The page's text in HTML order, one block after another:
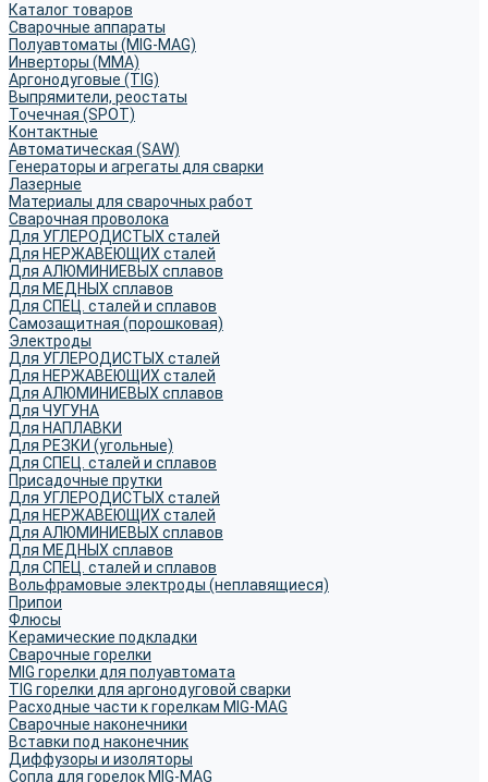
Каталог товаров
Сварочные аппараты
Полуавтоматы (MIG-MAG)
Инверторы (MMA)
Аргонодуговые (TIG)
Выпрямители, реостаты
Точечная (SPOT)
Контактные
Автоматическая (SAW)
Генераторы и агрегаты для сварки
Лазерные
Материалы для сварочных работ
Сварочная проволока
Для УГЛЕРОДИСТЫХ сталей
Для НЕРЖАВЕЮЩИХ сталей
Для АЛЮМИНИЕВЫХ сплавов
Для МЕДНЫХ сплавов
Для СПЕЦ. сталей и сплавов
Самозащитная (порошковая)
Электроды
Для УГЛЕРОДИСТЫХ сталей
Для НЕРЖАВЕЮЩИХ сталей
Для АЛЮМИНИЕВЫХ сплавов
Для ЧУГУНА
Для НАПЛАВКИ
Для РЕЗКИ (угольные)
Для СПЕЦ. сталей и сплавов
Присадочные прутки
Для УГЛЕРОДИСТЫХ сталей
Для НЕРЖАВЕЮЩИХ сталей
Для АЛЮМИНИЕВЫХ сплавов
Для МЕДНЫХ сплавов
Для СПЕЦ. сталей и сплавов
Вольфрамовые электроды (неплавящиеся)
Припои
Флюсы
Керамические подкладки
Сварочные горелки
MIG горелки для полуавтомата
TIG горелки для аргонодуговой сварки
Расходные части к горелкам MIG-MAG
Сварочные наконечники
Вставки под наконечник
Диффузоры и изоляторы
Сопла для горелок MIG-MAG